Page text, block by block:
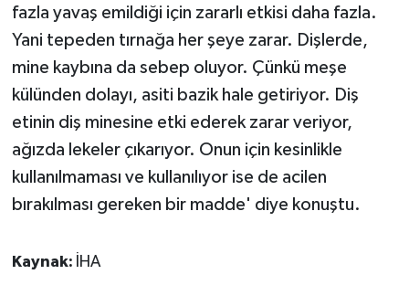
fazla yavaş emildiği için zararlı etkisi daha fazla.
Yani tepeden tırnağa her şeye zarar. Dişlerde,
mine kaybına da sebep oluyor. Çünkü meşe
külünden dolayı, asiti bazik hale getiriyor. Diş
etinin diş minesine etki ederek zarar veriyor,
ağızda lekeler çıkarıyor. Onun için kesinlikle
kullanılmaması ve kullanılıyor ise de acilen
bırakılması gereken bir madde' diye konuştu.
Kaynak: İHA